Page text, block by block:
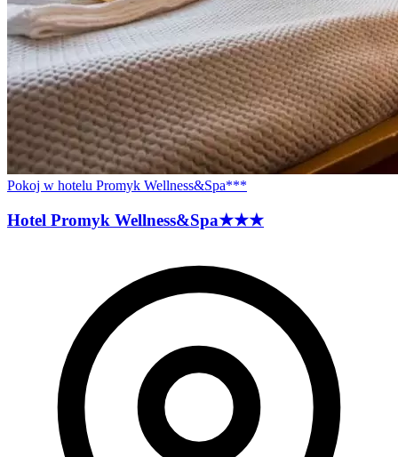
Pokoj w hotelu Promyk Wellness&Spa***
Hotel Promyk Wellness&Spa★★★